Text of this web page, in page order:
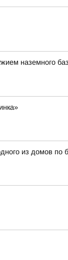
наземного
из домов по